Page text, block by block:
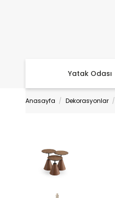
Yatak Odası
Anasayfa Dekorasyonlar